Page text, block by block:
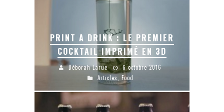
PRINT A DRINK : LE PREMIER
COCKTAIL IMPRIMÉ EN 3D
Déborah Larue
6 octobre 2016
Articles
Food